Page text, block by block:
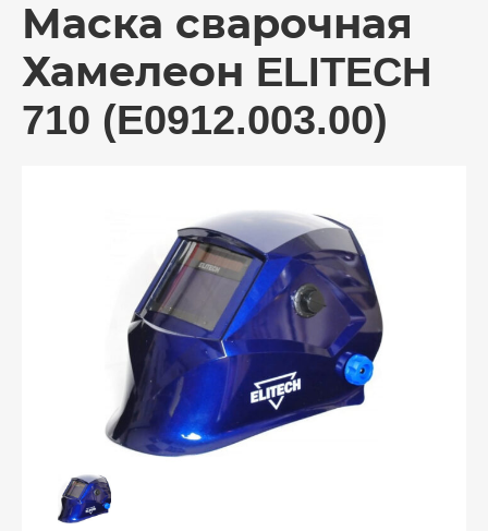
Маска сварочная
Хамелеон ELITECH
710 (E0912.003.00)